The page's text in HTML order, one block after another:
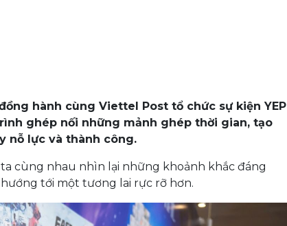
hành cùng Viettel Post tổ chức sự kiện YEP
ghép nối những mảnh ghép thời gian, tạo
nỗ lực và thành công.
cùng nhau nhìn lại những khoảnh khắc đáng
tới một tương lai rực rỡ hơn.